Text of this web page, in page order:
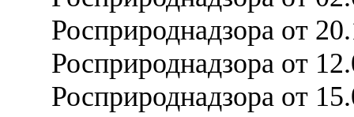
Росприроднадзора от
Росприроднадзора от
Росприроднадзора от